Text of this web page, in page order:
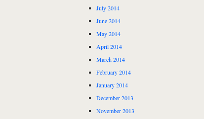
July 2014
June 2014
May 2014
April 2014
March 2014
February 2014
January 2014
December 2013
November 2013